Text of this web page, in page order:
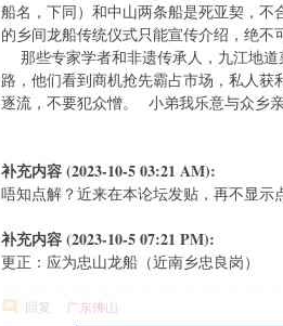
船名，下同）和中山两条船是死亚契，
的乡间龙船传统仪式只能宣传介绍，绝不
那些专家学者和非遗传承人，九江地
路，他们看到商机抢先霸占市场，私人
逐流，不要犯众憎。 小弟我乐意与众乡
补充内容 (2023-10-5 03:21 AM):
唔知点解？近来在本论坛发贴，再不显
补充内容 (2023-10-5 07:21 PM):
更正：应为忠山龙船（近南乡忠良岗）
回复 广东佛山